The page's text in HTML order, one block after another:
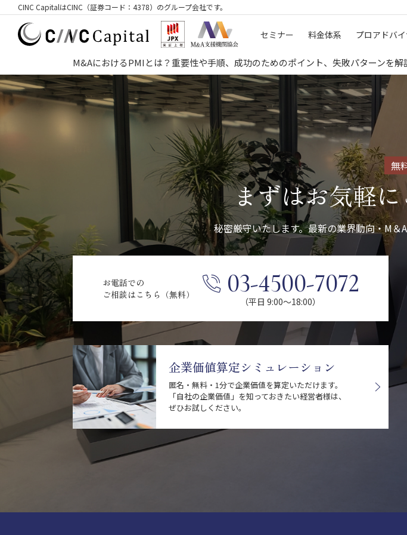
CINC CapitalはCINC（証券コード：4378）のグループ会社です。
セミナー 料金体系 プロアドバ
M&AにおけるPMIとは？重要性や手順、成功のためのポイント、失敗パターンを解
無
まずはお気軽に
秘密厳守いたします。最新の業界動向・M
お電話での
ご相談はこちら（無料）
03-4500-7072
（平日 9:00〜18:00）
企業価値算定シミュレーション
匿名・無料・1分で企業価値を算定いただけます。
「自社の企業価値」を知っておきたい経営者様は、
ぜひお試しください。